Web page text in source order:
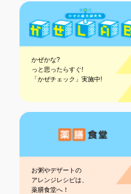
かぜかな?
っと思ったらすぐ!
「かぜチェック」実施中!
お粥やデザートの
アレンジレシピは、
薬膳食堂へ！